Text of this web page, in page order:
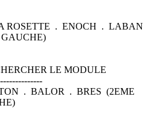
ROSETTE . ENOCH . LABAN
LE MODULE
. BALOR . BRES (2EME